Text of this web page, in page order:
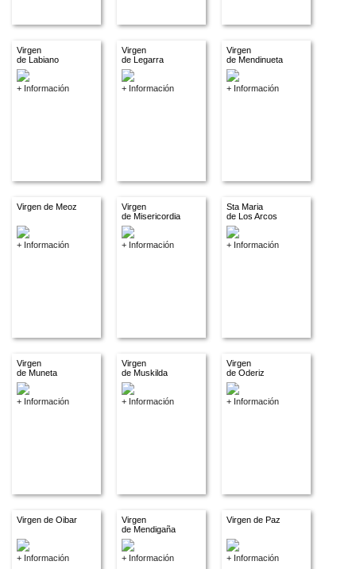
Virgen
de Labiano
+ Información
Virgen
de Legarra
+ Información
Virgen
de Mendinueta
+ Información
Virgen de Meoz
+ Información
Virgen
de Misericordia
+ Información
Sta Maria
de Los Arcos
+ Información
Virgen
de Muneta
+ Información
Virgen
de Muskilda
+ Información
Virgen
de Oderiz
+ Información
Virgen de Oibar
+ Información
Virgen
de Mendigaña
+ Información
Virgen de Paz
+ Información